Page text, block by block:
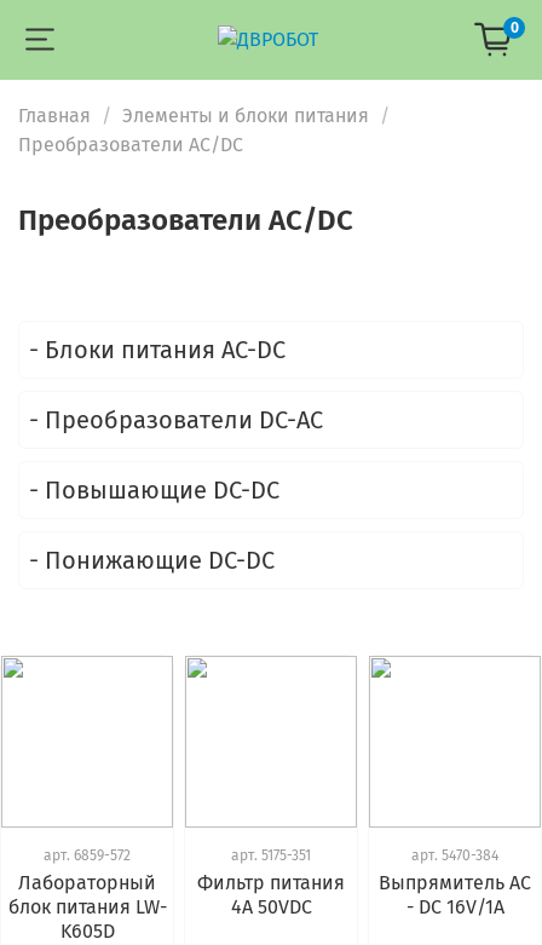
0
Главная
Элементы и блоки питания
Преобразователи AC/DC
Преобразователи AC/DC
- Блоки питания AC-DC
- Преобразователи DC-AC
- Повышающие DC-DC
- Понижающие DC-DC
арт. 6859-572
Лабораторный
блок питания LW-
K605D
арт. 5175-351
Фильтр питания
4А 50VDC
арт. 5470-384
Выпрямитель AC
- DC 16V/1A